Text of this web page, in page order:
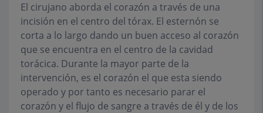
El cirujano aborda el corazón a través de una
incisión en el centro del tórax. El esternón se
corta a lo largo dando un buen acceso al corazón
que se encuentra en el centro de la cavidad
torácica. Durante la mayor parte de la
intervención, es el corazón el que esta siendo
operado y por tanto es necesario parar el
corazón y el flujo de sangre a través de él y de los